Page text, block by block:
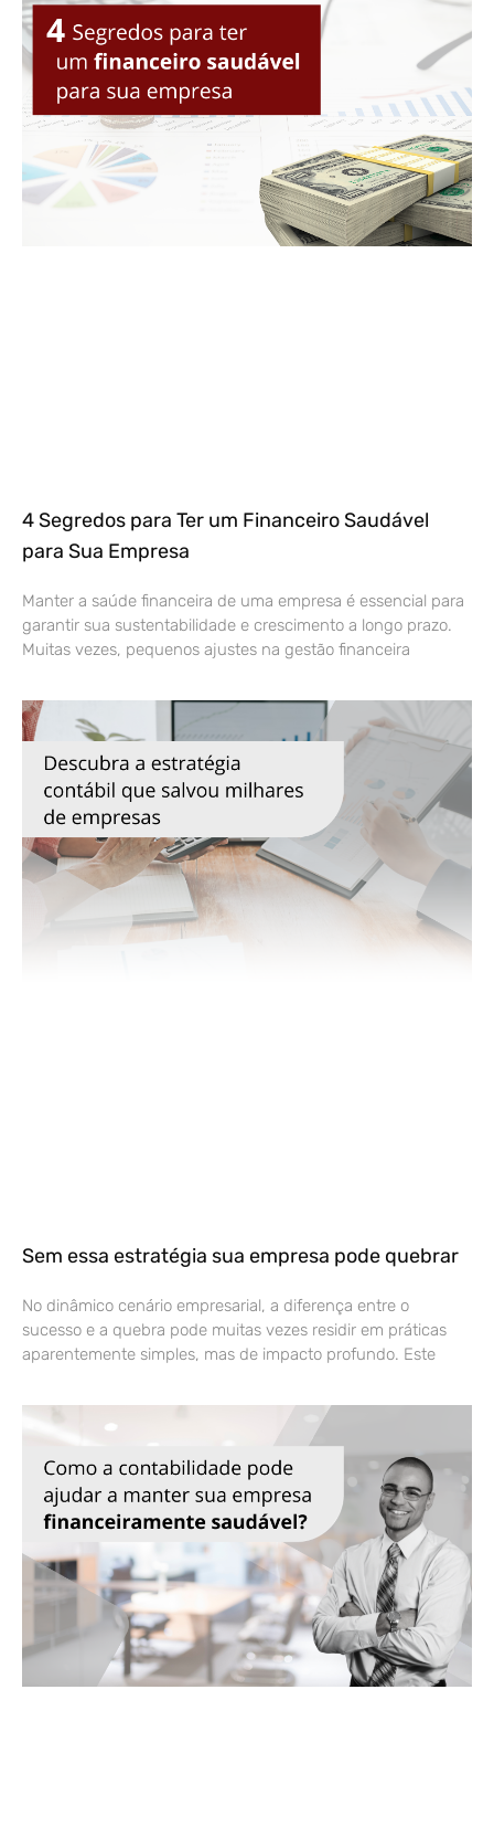
4 Segredos para Ter um Financeiro Saudável
para Sua Empresa
Manter a saúde financeira de uma empresa é essencial para
garantir sua sustentabilidade e crescimento a longo prazo.
Muitas vezes, pequenos ajustes na gestão financeira
Sem essa estratégia sua empresa pode quebrar
No dinâmico cenário empresarial, a diferença entre o
sucesso e a quebra pode muitas vezes residir em práticas
aparentemente simples, mas de impacto profundo. Este